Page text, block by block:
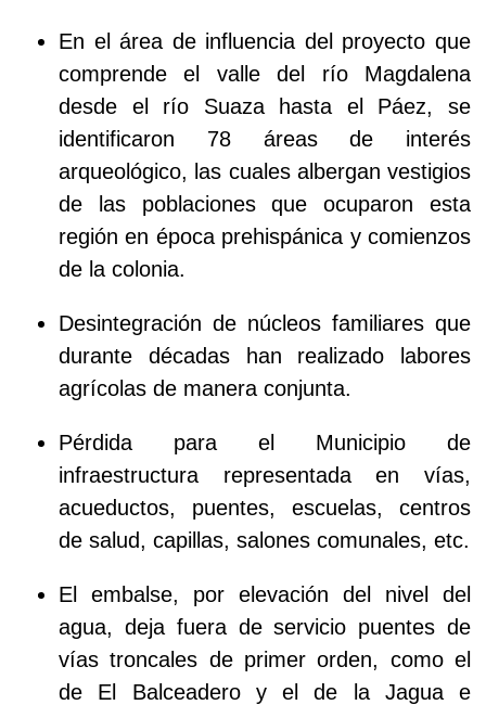
En el área de influencia del proyecto que
comprende el valle del río Magdalena
desde el río Suaza hasta el Páez, se
identificaron 78 áreas de interés
arqueológico, las cuales albergan vestigios
de las poblaciones que ocuparon esta
región en época prehispánica y comienzos
de la colonia.
Desintegración de núcleos familiares que
durante décadas han realizado labores
agrícolas de manera conjunta.
Pérdida para el Municipio de
infraestructura representada en vías,
acueductos, puentes, escuelas, centros
de salud, capillas, salones comunales, etc.
El embalse, por elevación del nivel del
agua, deja fuera de servicio puentes de
vías troncales de primer orden, como el
de El Balceadero y el de la Jagua e